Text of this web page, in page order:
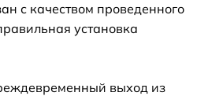
с качеством проведенного
установка
выход из